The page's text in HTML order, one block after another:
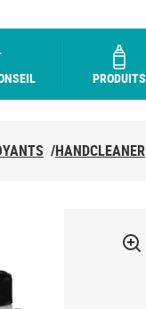
PRODUITS
/HANDCLEANER